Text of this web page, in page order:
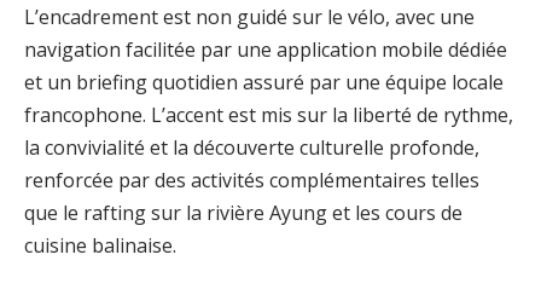
L’encadrement est non guidé sur le vélo, avec une
navigation facilitée par une application mobile dédiée
et un briefing quotidien assuré par une équipe locale
francophone. L’accent est mis sur la liberté de rythme,
la convivialité et la découverte culturelle profonde,
renforcée par des activités complémentaires telles
que le rafting sur la rivière Ayung et les cours de
cuisine balinaise.